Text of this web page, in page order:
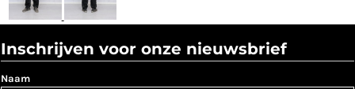
Inschrijven voor onze nieuwsbrief
Naam